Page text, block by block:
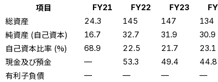
項目
FY21 FY22 FY23
総資産 24.3 145 147 134
純資産 (自己資本) 16.7 32.7 31.9 30.9
自己資本比率 (%) 68.9 22.5 21.7 23.1
現金及び預金 — 53.3 49.4 44.8
有利子負債 — — — —